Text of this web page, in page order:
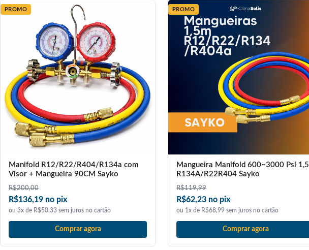
PROMO
Manifold R12/R22/R404/R134a com
Visor + Mangueira 90CM Sayko
R$200,00
R$136,19 no pix
ou 3x de R$50,33 sem juros no cartão
Comprar agora
PROMO
Mangueira Manifold 600~3000 Psi 1,5
R134A/R22R404 Sayko
R$119,99
R$62,23 no pix
ou 1x de R$68,99 sem juros no cartão
Comprar agora